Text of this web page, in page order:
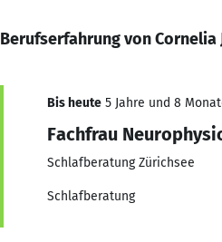
Berufserfahrung von Cornelia
Bis heute 5 Jahre und 8
Fachfrau
Schlafberatung Zürichsee
Schlafberatung